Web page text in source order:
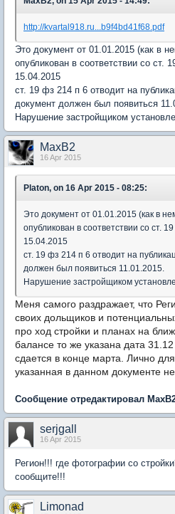
http://kvartal918.ru...b9f4bd41f68.pdf
Это документ от 01.01.2015 (как в
опубликован в соответствии со ст.
15.04.2015
ст. 19 фз 214 п 6 отводит на
документ должен был появиться
Нарушение застройщиком
MaxB2
16 Apr 2015
Platon, on 16 Apr 2015 - 08:25:
Это документ от 01.01.2015 (как в
опубликован в соответствии со ст.
15.04.2015
ст. 19 фз 214 п 6 отводит на
должен был появиться 11.01.2015.
Нарушение застройщиком
Меня самого раздражает, что
своих дольщиков и
про ход стройки и планах на
балансе то же указана дата
сдается в конце марта. Лично
указанная в данном документе
Сообщение отредактировал
serjgall
16 Apr 2015
Регион!!! где фотографии со
сообщите!!!
Limonad